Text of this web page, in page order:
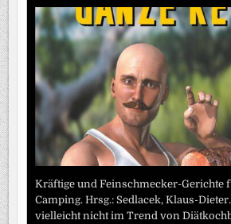
Kräftige und Feinschmecker-Gerichte
Camping. Hrsg.: Sedlacek, Klaus-
vielleicht nicht im Trend von